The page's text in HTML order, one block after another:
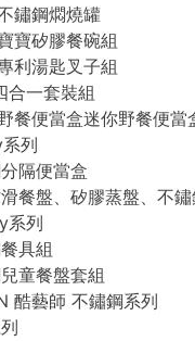
鏽鋼燜燒罐
寶矽膠餐碗組
利湯匙叉子組
合一套裝組
餐便當盒迷你野餐便當
列
隔便當盒
餐盤、矽膠蒸盤、不
系列
具組
童餐盤套組
酷藝師 不鏽鋼系列